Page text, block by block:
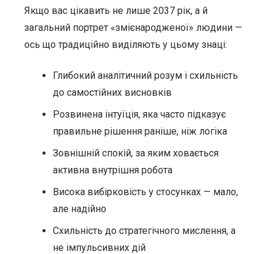
Якщо вас цікавить не лише 2037 рік, а й
загальний портрет «змієнародженої» людини —
ось що традиційно виділяють у цьому знаці:
Глибокий аналітичний розум і схильність
до самостійних висновків
Розвинена інтуїція, яка часто підказує
правильне рішення раніше, ніж логіка
Зовнішній спокій, за яким ховається
активна внутрішня робота
Висока вибірковість у стосунках — мало,
але надійно
Схильність до стратегічного мислення, а
не імпульсивних дій